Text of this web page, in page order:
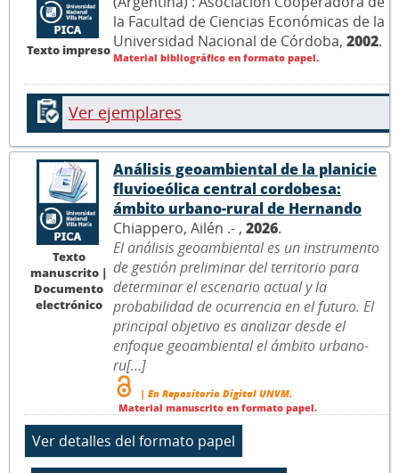
Texto impreso
la Facultad de Ciencias Económicas de la
Universidad Nacional de Córdoba, 2002.
Material bibliográfico en formato papel.
Ver ejemplares
Texto
manuscrito |
Documento
electrónico
Análisis geoambiental de la planicie
fluvioeólica central cordobesa:
ámbito urbano-rural de Hernando
Chiappero, Ailén .- , 2026.
El análisis geoambiental es un instrumento
de gestión preliminar del territorio para
determinar el escenario actual y la
probabilidad de ocurrencia en el futuro. El
principal objetivo es analizar desde el
enfoque geoambiental el ámbito urbano-
ru[...]
| En Repositorio Digital UNVM.
Material manuscrito en formato papel.